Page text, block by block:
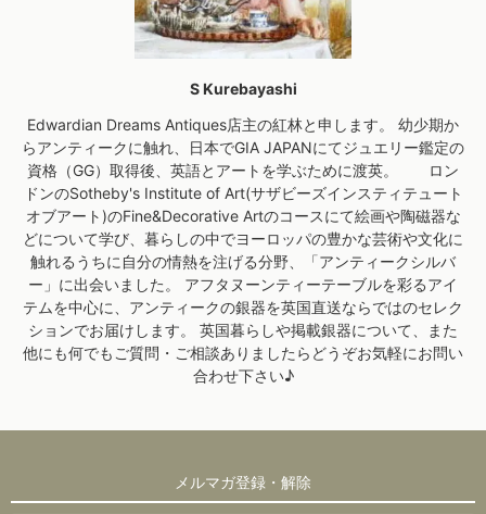
S Kurebayashi
Edwardian Dreams Antiques店主の紅林と申します。 幼少期か
らアンティークに触れ、日本でGIA JAPANにてジュエリー鑑定の
資格（GG）取得後、英語とアートを学ぶために渡英。 ロン
ドンのSotheby's Institute of Art(サザビーズインスティテュート
オブアート)のFine&Decorative Artのコースにて絵画や陶磁器な
どについて学び、暮らしの中でヨーロッパの豊かな芸術や文化に
触れるうちに自分の情熱を注げる分野、「アンティークシルバ
ー」に出会いました。 アフタヌーンティーテーブルを彩るアイ
テムを中心に、アンティークの銀器を英国直送ならではのセレク
ションでお届けします。 英国暮らしや掲載銀器について、また
他にも何でもご質問・ご相談ありましたらどうぞお気軽にお問い
合わせ下さい♪
メルマガ登録・解除